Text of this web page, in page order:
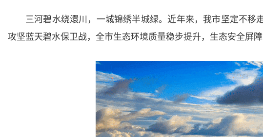
三河碧水绕澴川，一城锦绣半城绿。近年来，我市坚定不
攻坚蓝天碧水保卫战，全市生态环境质量稳步提升，生态安全屏障